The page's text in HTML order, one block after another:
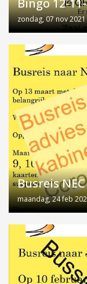
zondag, 07 nov 2021
Busreis
maandag, 24 feb